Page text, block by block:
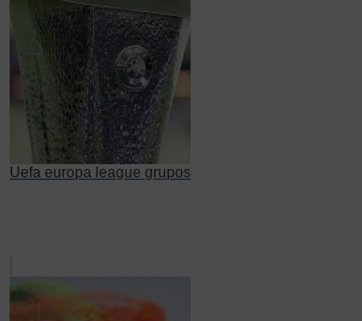
Uefa europa league grupos